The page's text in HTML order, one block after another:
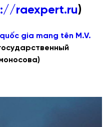
raexpert.ru)
quốc gia mang tên M .V.